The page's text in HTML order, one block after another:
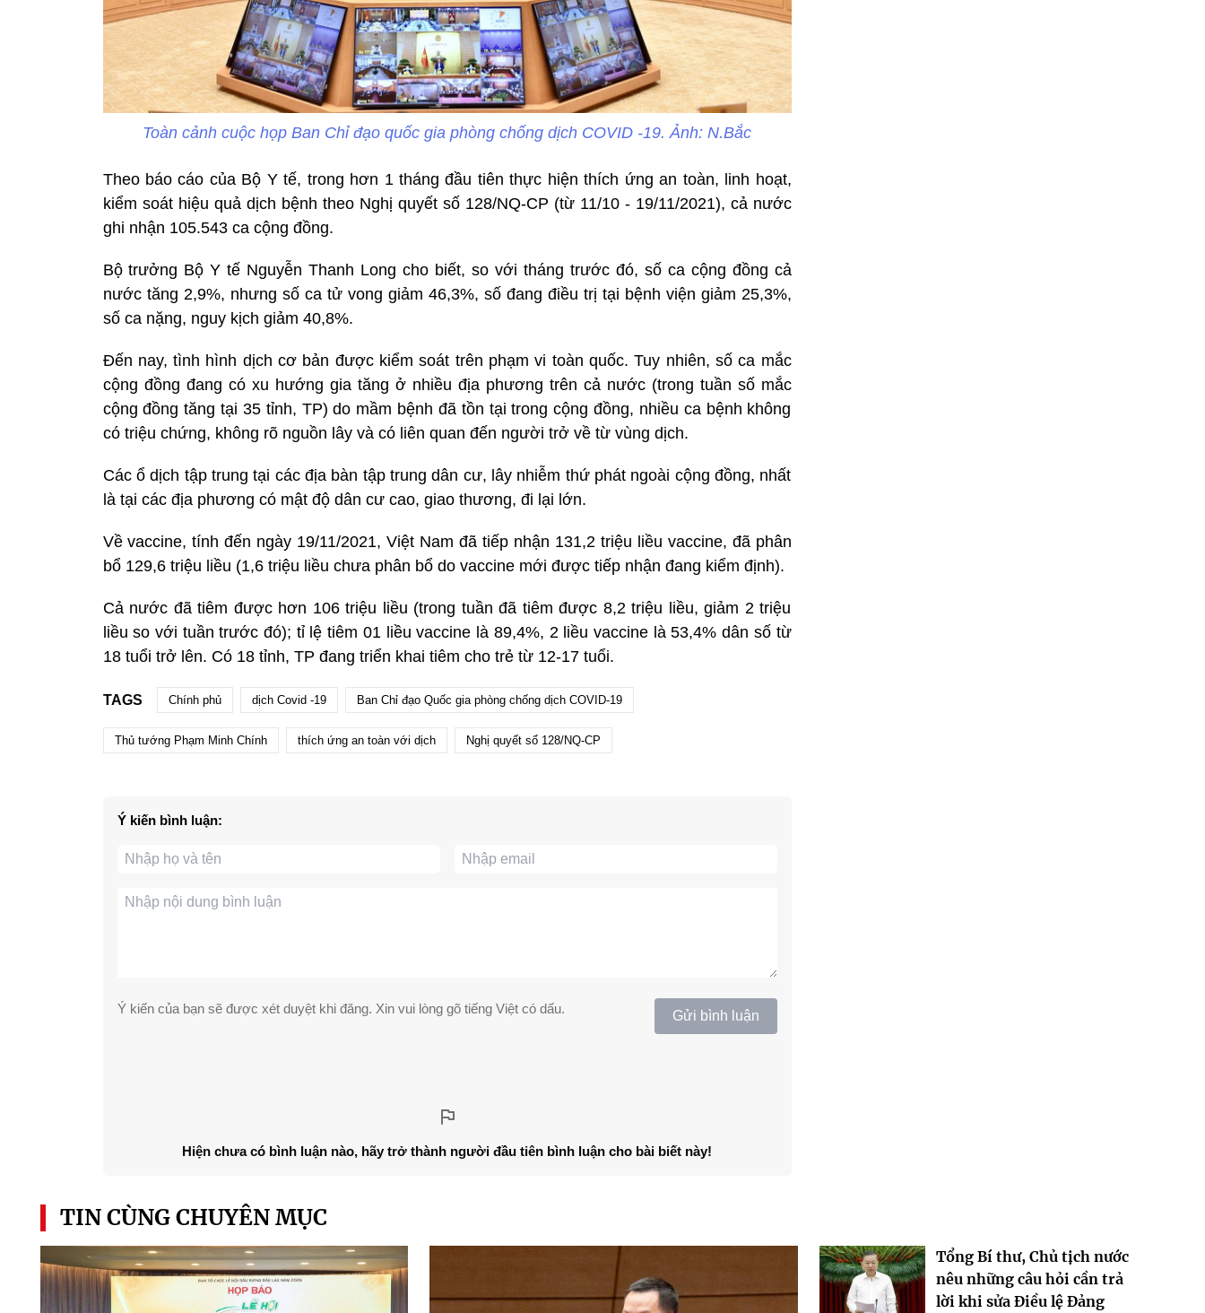
Toàn cảnh cuộc họp Ban Chỉ đạo quốc gia phòng chống dịch COVID -19. Ảnh: N.Bắc
Theo báo cáo của Bộ Y tế, trong hơn 1 tháng đầu tiên thực hiện thích ứng an toàn, linh hoạt,
kiểm soát hiệu quả dịch bệnh theo Nghị quyết số 128/NQ-CP (từ 11/10 - 19/11/2021), cả nước
ghi nhận 105.543 ca cộng đồng.
Bộ trưởng Bộ Y tế Nguyễn Thanh Long cho biết, so với tháng trước đó, số ca cộng đồng cả
nước tăng 2,9%, nhưng số ca tử vong giảm 46,3%, số đang điều trị tại bệnh viện giảm 25,3%,
số ca nặng, nguy kịch giảm 40,8%.
Đến nay, tình hình dịch cơ bản được kiểm soát trên phạm vi toàn quốc. Tuy nhiên, số ca mắc
cộng đồng đang có xu hướng gia tăng ở nhiều địa phương trên cả nước (trong tuần số mắc
cộng đồng tăng tại 35 tỉnh, TP) do mầm bệnh đã tồn tại trong cộng đồng, nhiều ca bệnh không
có triệu chứng, không rõ nguồn lây và có liên quan đến người trở về từ vùng dịch.
Các ổ dịch tập trung tại các địa bàn tập trung dân cư, lây nhiễm thứ phát ngoài cộng đồng, nhất
là tại các địa phương có mật độ dân cư cao, giao thương, đi lại lớn.
Về vaccine, tính đến ngày 19/11/2021, Việt Nam đã tiếp nhận 131,2 triệu liều vaccine, đã phân
bổ 129,6 triệu liều (1,6 triệu liều chưa phân bổ do vaccine mới được tiếp nhận đang kiểm định).
Cả nước đã tiêm được hơn 106 triệu liều (trong tuần đã tiêm được 8,2 triệu liều, giảm 2 triệu
liều so với tuần trước đó); tỉ lệ tiêm 01 liều vaccine là 89,4%, 2 liều vaccine là 53,4% dân số từ
18 tuổi trở lên. Có 18 tỉnh, TP đang triển khai tiêm cho trẻ từ 12-17 tuổi.
TAGS Chính phủ dịch Covid -19 Ban Chỉ đạo Quốc gia phòng chống dịch COVID-19
Thủ tướng Phạm Minh Chính thích ứng an toàn với dịch Nghị quyết số 128/NQ-CP
Ý kiến bình luận:
Ý kiến của bạn sẽ được xét duyệt khi đăng. Xin vui lòng gõ tiếng Việt có dấu. Gửi bình luận
Hiện chưa có bình luận nào, hãy trở thành người đầu tiên bình luận cho bài biết này!
TIN CÙNG CHUYÊN MỤC
Tổng Bí thư, Chủ tịch nước
nêu những câu hỏi cần trả
lời khi sửa Điều lệ Đảng